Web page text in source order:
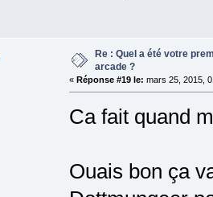
Re : Quel a été votre
arcade ?
« Réponse #19 le: mars 25, 2015,
Ca fait quand
Ouais bon ça